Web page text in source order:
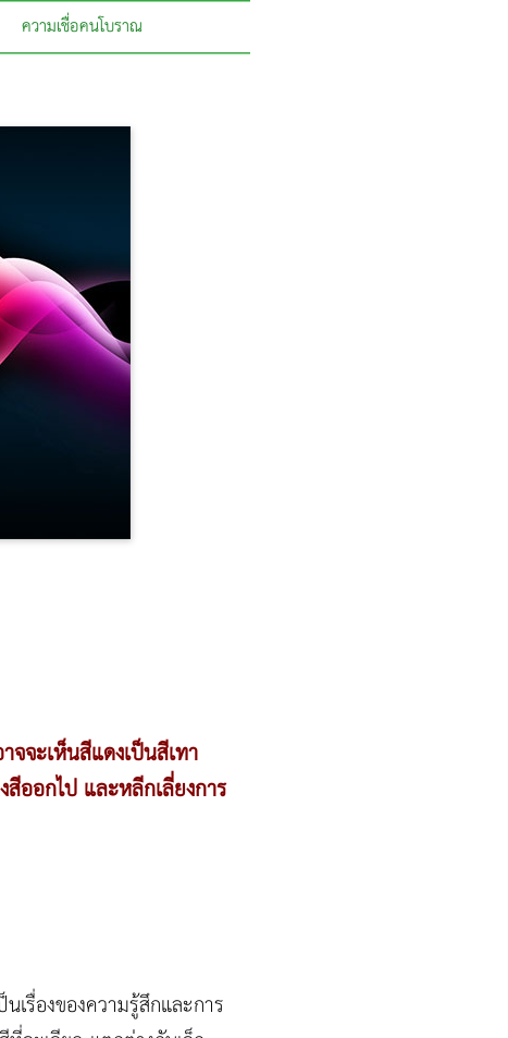
ความเชื่อคนโบราณ
จะเห็นสีแดงเป็นสีเทา
สีออกไป และหลีกเลี่ยงการ
เรื่องของความรู้สึกและการ